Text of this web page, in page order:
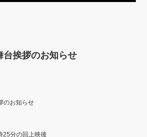
台挨拶のお知らせ
のお知らせ
25分の回上映後